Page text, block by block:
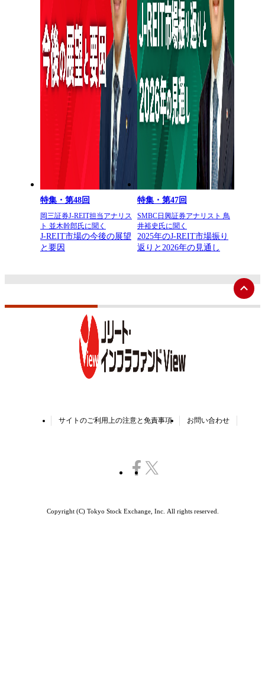
特集・第48回
岡三証券J-REIT担当アナリス
ト 並木幹郎氏に聞く
J-REIT市場の今後の展望
と要因
特集・第47回
SMBC日興証券アナリスト 鳥
井裕史氏に聞く
2025年のJ-REIT市場振り
返りと2026年の見通し
ペ
ー
ジ
サイトのご利用上の注意と免責事項 お問い合わせ
Copyright (C) Tokyo Stock Exchange, Inc. All rights reserved.